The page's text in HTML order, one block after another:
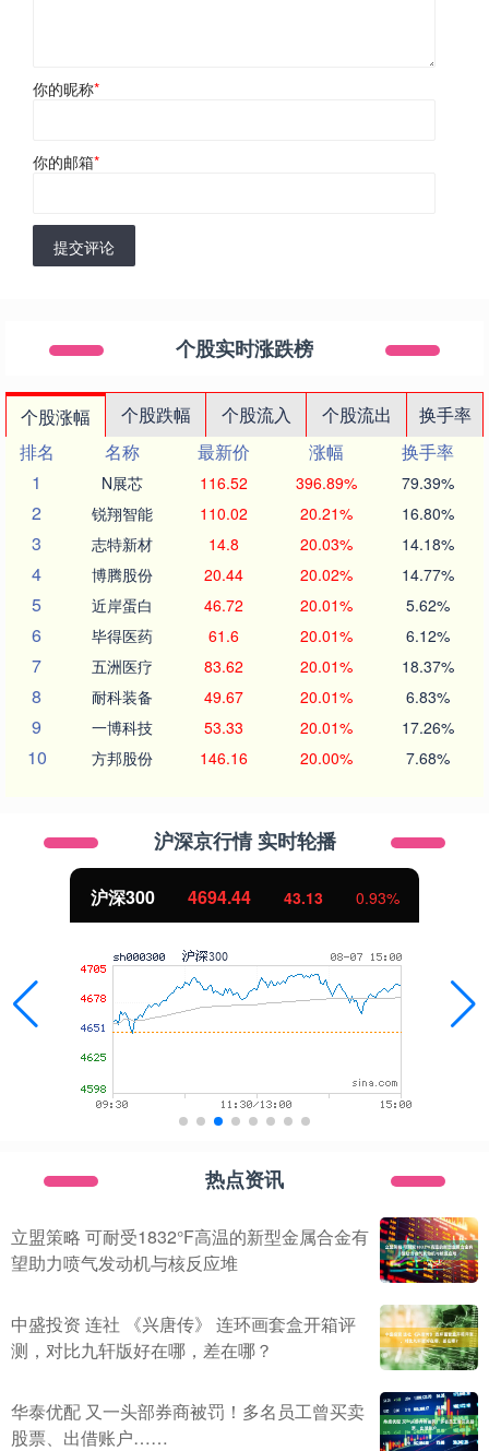
你的昵称*
你的邮箱*
提交评论
个股实时涨跌榜
个股涨幅 个股跌幅 个股流入 个股流出
换手率
排名
名称 最新价 涨幅
换手率
1
N展芯 116.52 396.89% 79.39%
2 锐翔智能 110.02 20.21% 16.80%
3 志特新材 14.8 20.03% 14.18%
4 博腾股份 20.44 20.02% 14.77%
5 近岸蛋白 46.72 20.01% 5.62%
6 毕得医药 61.6 20.01% 6.12%
7 五洲医疗 83.62 20.01% 18.37%
8 耐科装备 49.67 20.01% 6.83%
9 一博科技 53.33 20.01% 17.26%
10 方邦股份 146.16 20.00% 7.68%
沪深京行情 实时轮播
沪深300 4694.44 43.13 0.93%
热点资讯
立盟策略 可耐受1832°F高温的新型金属合金有
望助力喷气发动机与核反应堆
中盛投资 连社 《兴唐传》 连环画套盒开箱评
测，对比九轩版好在哪，差在哪？
华泰优配 又一头部券商被罚！多名员工曾买卖
股票、出借账户……